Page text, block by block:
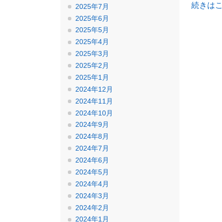
続きは
2025年7月
2025年6月
2025年5月
2025年4月
2025年3月
2025年2月
2025年1月
2024年12月
2024年11月
2024年10月
2024年9月
2024年8月
2024年7月
2024年6月
2024年5月
2024年4月
2024年3月
2024年2月
2024年1月